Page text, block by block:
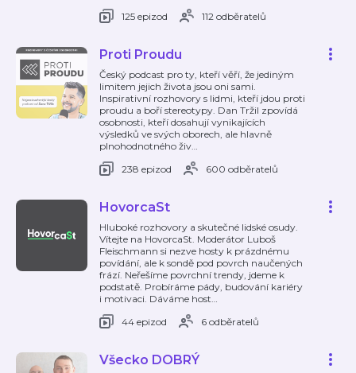
125 epizod
112 odběratelů
Proti Proudu
Český podcast pro ty, kteří věří, že jediným
limitem jejich života jsou oni sami.
Inspirativní rozhovory s lidmi, kteří jdou proti
proudu a boří stereotypy. Dan Tržil zpovídá
osobnosti, kteří dosahují vynikajících
výsledků ve svých oborech, ale hlavně
plnohodnotného živ…
238 epizod
600 odběratelů
HovorcaSt
Hluboké rozhovory a skutečné lidské osudy.
Vítejte na HovorcaSt. Moderátor Luboš
Fleischmann si nezve hosty k prázdnému
povídání, ale k sondě pod povrch naučených
frází. Neřešíme povrchní trendy, jdeme k
podstatě. Probíráme pády, budování kariéry
i motivaci. Dáváme host…
44 epizod
6 odběratelů
Všecko DOBRÝ